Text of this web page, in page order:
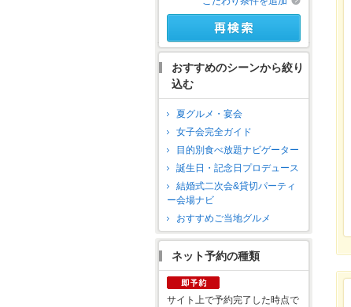
おすすめのシーンから絞り
込む
夏グルメ・宴会
女子会完全ガイド
目的別食べ放題ナビゲーター
誕生日・記念日プロデュース
結婚式二次会&貸切パーティ
ー会場ナビ
おすすめご当地グルメ
ネット予約の種類
サイト上で予約完了した時点で